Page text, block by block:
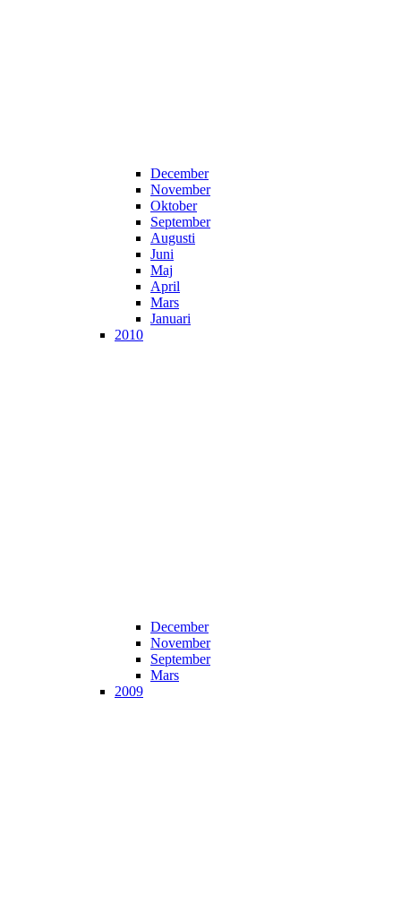
December
November
Oktober
September
Augusti
Juni
Maj
April
Mars
Januari
2010
December
November
September
Mars
2009